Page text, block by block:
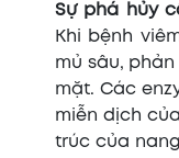
Sự phá hủy
Khi bệnh
mủ sâu,
mặt. Các
miễn dịch
trúc của